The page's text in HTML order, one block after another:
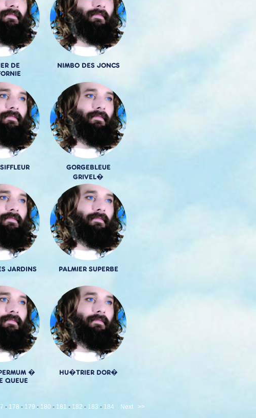
DE
NIMBO DES JONCS
GORGEBLEUE
GRIVEL�
JARDINS PALMIER SUPERBE
�
QUEUE
HU�TRIER DOR�
- 178 - 179 - 180 - 181 - 182 - 183 - 184 Next >>